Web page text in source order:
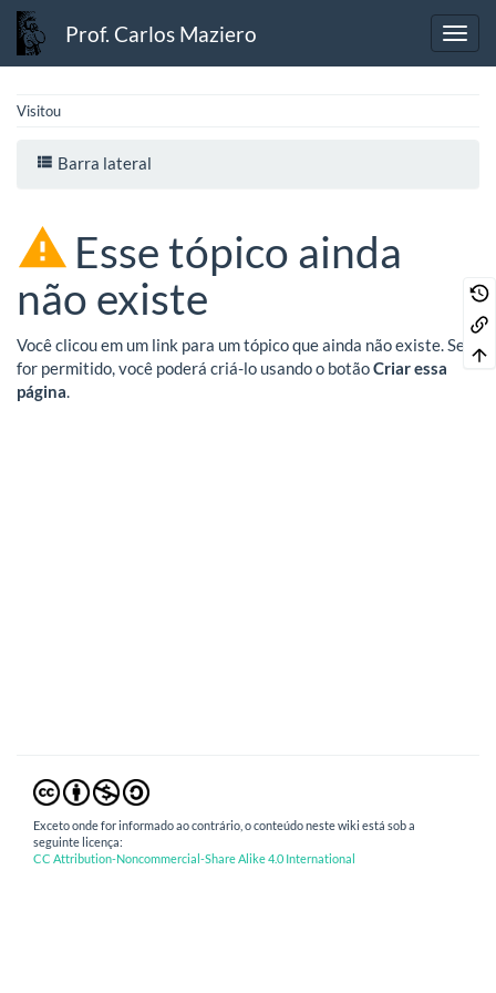
Prof. Carlos Maziero
Visitou
Barra lateral
Esse tópico ainda
não existe
Você clicou em um link para um tópico que ainda não existe. Se
for permitido, você poderá criá-lo usando o botãoCriar essa
página
Exceto onde for informado ao contrário, o conteúdo neste wiki está sob a
seguinte licença:
CC Attribution-Noncommercial-Share Alike 4.0 International